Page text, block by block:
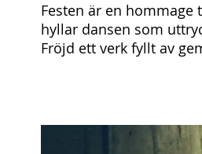
Festen är en
hyllar dansen som
Fröjd ett verk fyllt av